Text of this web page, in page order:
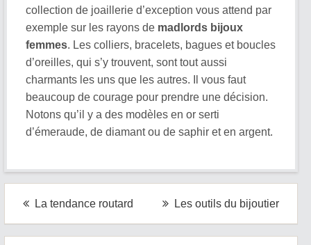
collection de joaillerie d’exception vous attend par
exemple sur les rayons de madlords bijoux
femmes. Les colliers, bracelets, bagues et boucles
d’oreilles, qui s’y trouvent, sont tout aussi
charmants les uns que les autres. Il vous faut
beaucoup de courage pour prendre une décision.
Notons qu’il y a des modèles en or serti
d’émeraude, de diamant ou de saphir et en argent.
Navigation
de
La tendance routard Les outils du bijoutier